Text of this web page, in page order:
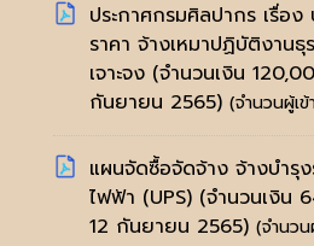
ประกาศกรมศิลปากร เรื่อง
ราคา จ้างเหมาปฏิบัติงานธุ
เจาะจง (จำนวนเงิน
กันยายน 2565) (จำนวนผู้เ
แผนจัดซื้อจัดจ้าง จ้างบำ
ไฟฟ้า (UPS) (จำนวนเงิน
12 กันยายน 2565) (จำนว